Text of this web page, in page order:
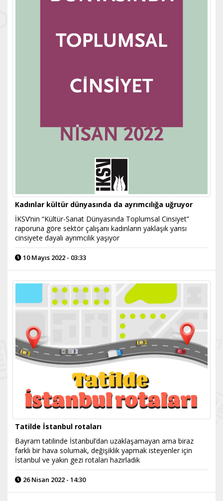
Kadınlar kültür dünyasında da ayrımcılığa uğruyor
​İKSV’nin “Kültür-Sanat Dünyasında Toplumsal Cinsiyet”
raporuna göre sektör çalışanı kadınların yaklaşık yarısı
cinsiyete dayalı ayrımcılık yaşıyor
10 Mayıs 2022 - 03:33
Tatilde İstanbul rotaları
Bayram tatilinde İstanbul’dan uzaklaşamayan ama biraz
farklı bir hava solumak, değişiklik yapmak isteyenler için
İstanbul ve yakın gezi rotaları hazırladık
26 Nisan 2022 - 14:30